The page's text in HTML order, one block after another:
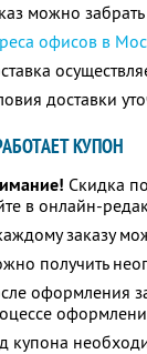
можно
офисов в
доставки
КУПОН
Скидка
в онлайн-
заказу
получить
оформления
купона